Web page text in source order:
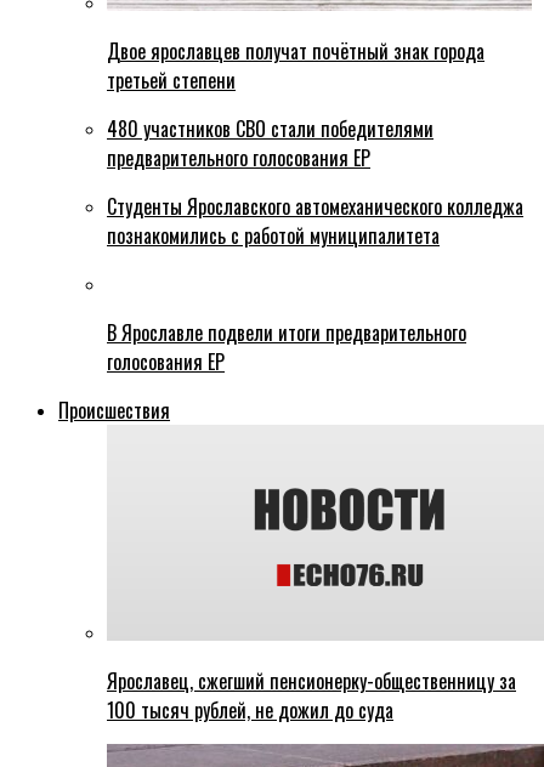
Двое ярославцев получат почётный знак города
третьей степени
480 участников СВО стали победителями
предварительного голосования ЕР
Студенты Ярославского автомеханического колледжа
познакомились с работой муниципалитета
В Ярославле подвели итоги предварительного
голосования ЕР
Происшествия
Ярославец, сжегший пенсионерку-общественницу за
100 тысяч рублей, не дожил до суда